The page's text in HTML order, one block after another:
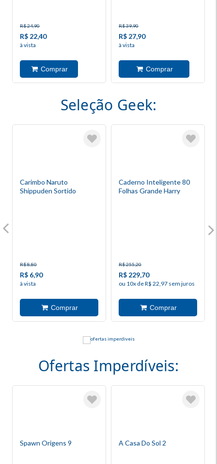
R$ 24,90
R$ 22,40
à vista
R$ 39,90
R$ 27,90
à vista
Seleção Geek:
Carimbo Naruto
Shippuden Sortido
R$ 8,80
R$ 6,90
à vista
Caderno Inteligente 80
Folhas Grande Harry
R$ 255,20
R$ 229,70
ou 10x de R$ 22,97 sem juros
Ofertas Imperdíveis:
Spawn Origens 9 A Casa Do Sol 2